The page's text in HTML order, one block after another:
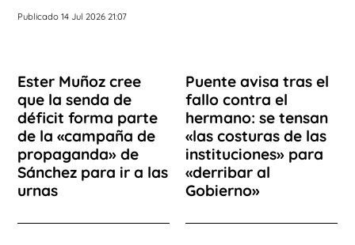
Publicado 14 Jul 2026 21:07
Ester Muñoz cree
que la senda de
déficit forma parte
de la «campaña de
propaganda» de
Sánchez para ir a las
urnas
Puente avisa tras el
fallo contra el
hermano: se tensan
«las costuras de las
instituciones» para
«derribar al
Gobierno»